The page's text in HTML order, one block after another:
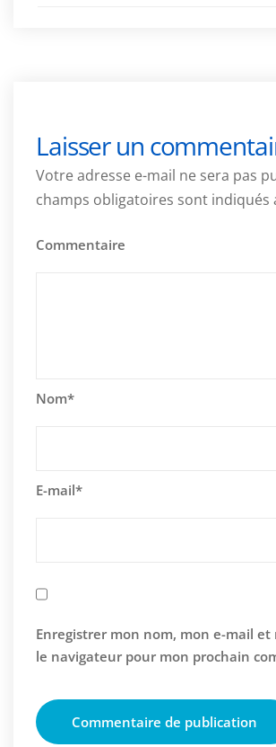
Laisser un
Votre adresse e-mail ne sera pas
champs obligatoires sont indiqués
Commentaire
Nom*
E-mail*
Enregistrer mon nom, mon e-mail et
le navigateur pour mon prochain